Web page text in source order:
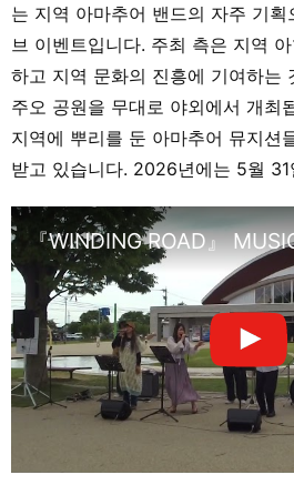
는 지역 아마추어 밴드의 자주 기
브 이벤트입니다. 주최 측은 지역
하고 지역 문화의 진흥에 기여하는
주오 공원을 무대로 야외에서 개최
지역에 뿌리를 둔 아마추어 뮤지션
받고 있습니다. 2026년에는 5월 31
『WINDING ROAD』